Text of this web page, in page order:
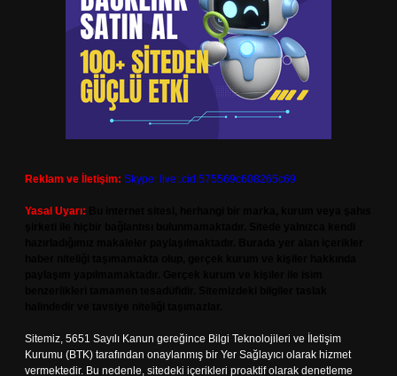
Reklam ve İletişim: Skype: live:.cid.575569c608265c69
Yasal Uyarı:
Sitemiz, 5651 Sayılı Kanun gereğince Bilgi Teknolojileri ve İletişim
Kurumu (BTK) tarafından onaylanmış bir Yer Sağlayıcı olarak hizmet
vermektedir. Bu nedenle, sitedeki içerikleri proaktif olarak denetleme